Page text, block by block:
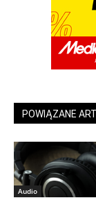
POWIĄZANE
Audio